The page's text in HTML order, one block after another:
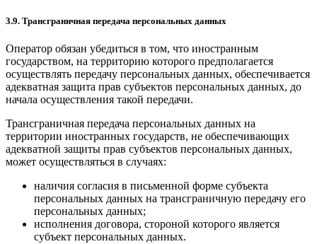
3.9. Трансграничная передача персональных данных
Оператор обязан убедиться в том, что иностранным
государством, на территорию которого предполагается
осуществлять передачу персональных данных, обеспечивается
адекватная защита прав субъектов персональных данных, до
начала осуществления такой передачи.
Трансграничная передача персональных данных на
территории иностранных государств, не обеспечивающих
адекватной защиты прав субъектов персональных данных,
может осуществляться в случаях:
наличия согласия в письменной форме субъекта
персональных данных на трансграничную передачу его
персональных данных;
исполнения договора, стороной которого является
субъект персональных данных.